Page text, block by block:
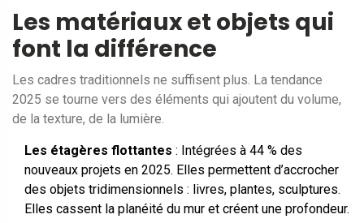
Les matériaux et objets qui
font la différence
Les cadres traditionnels ne suffisent plus. La tendance
2025 se tourne vers des éléments qui ajoutent du volume,
de la texture, de la lumière.
Les étagères flottantes : Intégrées à 44 % des
nouveaux projets en 2025. Elles permettent d’accrocher
des objets tridimensionnels : livres, plantes, sculptures.
Elles cassent la planéité du mur et créent une profondeur.